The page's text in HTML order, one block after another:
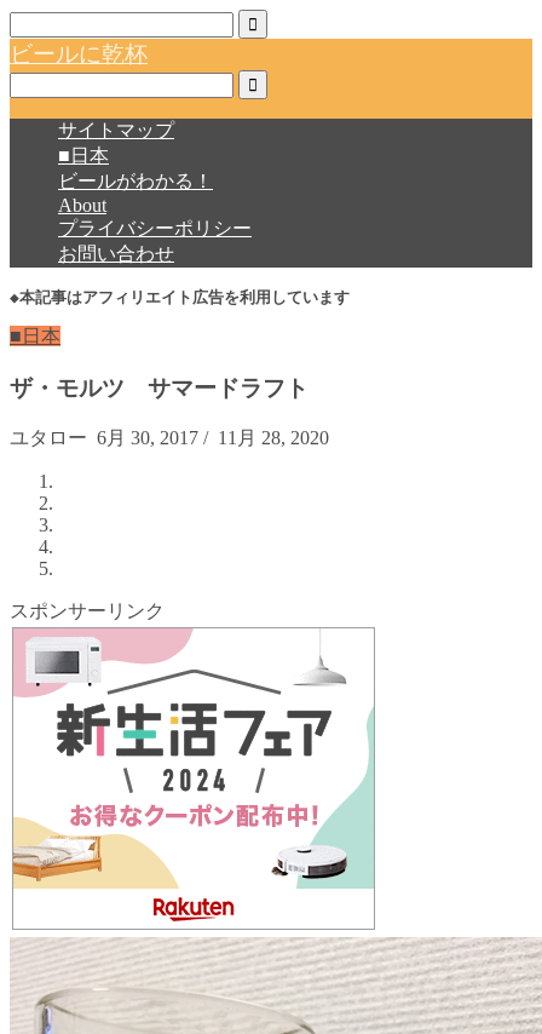
ビールに乾杯
サイトマップ
■日本
ビールがわかる！
About
プライバシーポリシー
お問い合わせ
◆本記事はアフィリエイト広告を利用しています
■日本
ザ・モルツ サマードラフト
ユタロー 6月 30, 2017 / 11月 28, 2020
スポンサーリンク